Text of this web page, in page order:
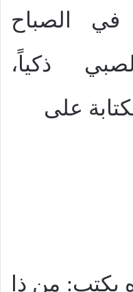
في الصباح
ذكياً،
على
يكتب: من ذا